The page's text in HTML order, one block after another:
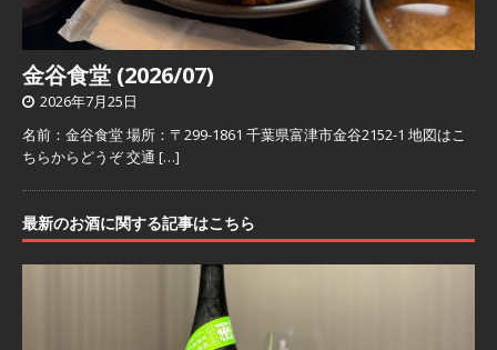
金谷食堂 (2026/07)
2026年7月25日
名前：金谷食堂 場所：〒299-1861 千葉県富津市金谷2152-1 地図はこ
ちらからどうぞ 交通 […]
最新のお酒に関する記事はこちら